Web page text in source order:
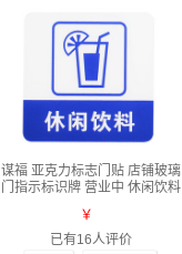
谋福 亚克力标志门贴 店铺玻璃
门指示标识牌 营业中 休闲饮料
￥
已有16人评价